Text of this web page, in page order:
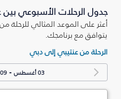
جدول الرحلات الأسبوعي
أعثر على الموعد المثالي للرحلة
يتوافق مع برنامجك.
الرحلة من عنتيبي إلى دبي
03 أغسطس -09 أغسطس